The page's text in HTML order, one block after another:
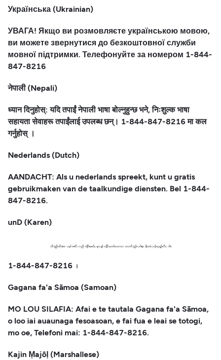
Українська (Ukrainian)
УВАГА! Якщо ви розмовляєте українською мовою,
ви можете звернутися до безкоштовної служби
мовної підтримки. Телефонуйте за номером 1-844-
847-8216
नेपाली (Nepali)
ध्यान दिनुहोस्: यदि तपाईं नेपाली भाषा बोल्नुहुन्छ भने, निःशुल्क भाषा
सहायता सेवाहरू तपाईंलाई उपलब्ध छन्। 1-844-847-8216 मा कल
गर्नुहोस् ।
Nederlands (Dutch)
AANDACHT: Als u nederlands spreekt, kunt u gratis
gebruikmaken van de taalkundige diensten. Bel 1-844-
847-8216.
unD (Karen)
1-844-847-8216 ꤯
Gagana fa'a Sāmoa (Samoan)
MO LOU SILAFIA: Afai e te tautala Gagana fa'a Sāmoa,
o loo iai auaunaga fesoasoan, e fai fua e leai se totogi,
mo oe, Telefoni mai: 1-844-847-8216.
Kajin Ṃajōḷ (Marshallese)